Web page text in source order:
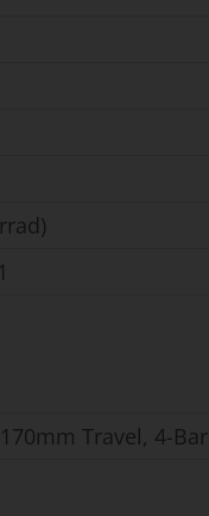
Travel, 4-Bar